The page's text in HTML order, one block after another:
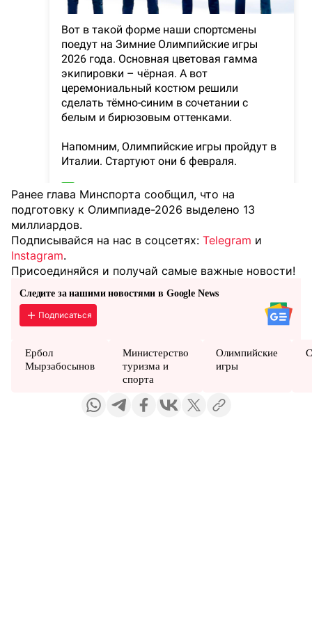
Ранее глава Минспорта сообщил, что на
подготовку к Олимпиаде-2026 выделено 13
миллиардов.
Подписывайся на нас в соцсетях: Telegram и
Instagram.
Присоединяйся и получай самые важные новости!
Следите за нашими новостями в Google News
Подписаться
Ербол
Мырзабосынов
Министерство
туризма и
спорта
Олимпийские
игры